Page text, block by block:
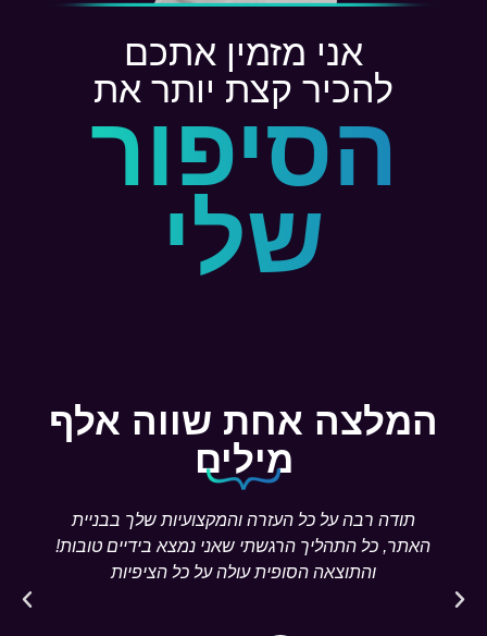
אני מזמין אתכם
להכיר קצת יותר את
הסיפור
שלי
המלצה אחת שווה אלף
מילים
תודה רבה על כל העזרה והמקצועיות שלך בבניית
האתר, כל התהליך הרגשתי שאני נמצא בידיים טובות!
והתוצאה הסופית עולה על כל הציפיות